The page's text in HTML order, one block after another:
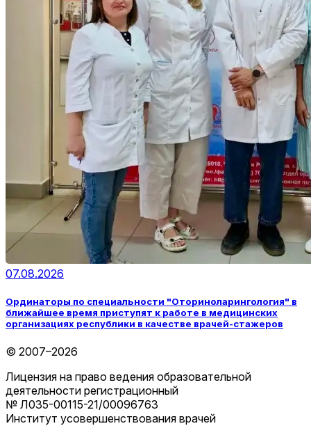
07.08.2026
Ординаторы по специальности "Оториноларингология" в
ближайшее время приступят к работе в медицинских
организациях республики в качестве врачей-стажеров
© 2007–2026
Лицензия на право ведения образовательной
деятельности регистрационный
№ Л035-00115-21/00096763
Институт усовершенствования врачей